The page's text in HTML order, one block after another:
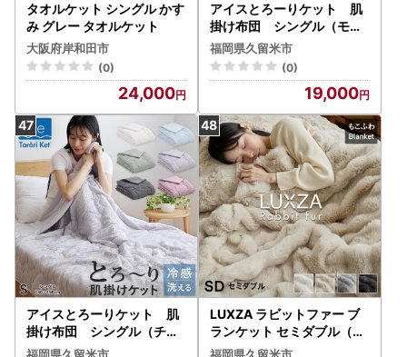
タオルケット シングル かす
み グレー タオルケット
大阪府岸和田市
(0)
24,000
アイスとろーりケット 肌
掛け布団 シングル（モス
グレー）_アイス とろーり
ケット 肌掛け 布団 シング
ル キルトケット ひんやり
冷感 洗える 140 × 190cm
夏 熱帯夜 とろーり 柔らか
リバーシブル 掛け心地 レー
ヨン 吸湿 ポリエステル マ
イクロ 長繊維 ホコリ 出に
くい 清潔 送料無料 〔Qc05
5-mg〕
福岡県久留米市
(0)
19,000
アイスとろーりケット 肌
掛け布団 シングル（チャ
コール）_アイス とろーり
福岡県久留米市
LUXZA ラビットファー ブ
ランケット セミダブル（チ
ャコール）_LUXZA セミダ
福岡県久留米市